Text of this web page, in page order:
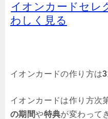
イオンカードセレ
わしく見る
イオンカードの作り方は
イオンカードは作り方次
の期間や特典が変わって